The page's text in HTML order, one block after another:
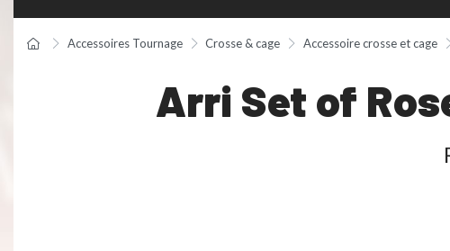
Accessoires Tournage Crosse & cage Accessoire crosse et cage
Arri Set of